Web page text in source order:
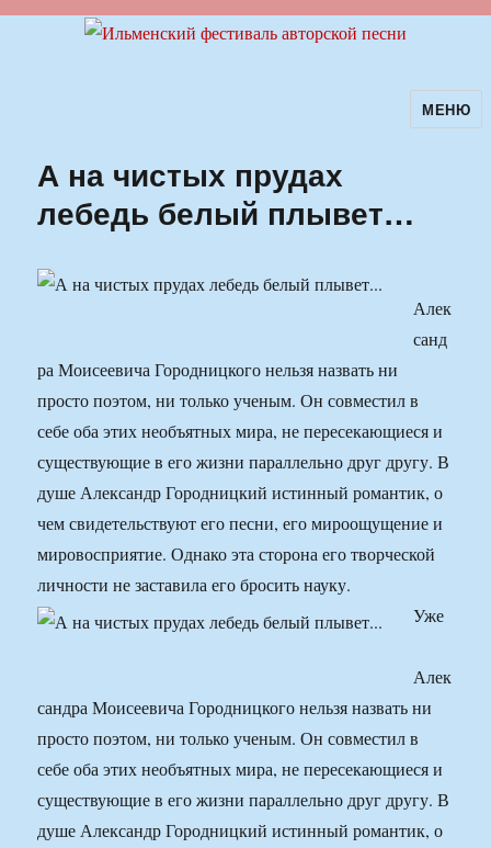
Ильменский фестиваль авторскойМЕНЮ
А на чистых прудах
лебедь белый плывет…
Алек
санд
ра Моисеевича Городницкого нельзя назвать ни
просто поэтом, ни только ученым. Он совместил в
себе оба этих необъятных мира, не пересекающиеся и
существующие в его жизни параллельно друг другу. В
душе Александр Городницкий истинный романтик, о
чем свидетельствуют его песни, его мироощущение и
мировосприятие. Однако эта сторона его творческой
личности не заставила его бросить науку.
Уже
Алек
сандра Моисеевича Городницкого нельзя назвать ни
просто поэтом, ни только ученым. Он совместил в
себе оба этих необъятных мира, не пересекающиеся и
существующие в его жизни параллельно друг другу. В
душе Александр Городницкий истинный романтик, о